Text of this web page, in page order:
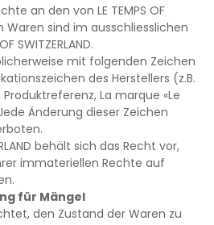
an den von LE TEMPS OF
Waren sind im ausschliesslichen
SWITZERLAND.
mit folgenden Zeichen
des Herstellers (z.B.
Produktreferenz, La marque «Le
Änderung dieser Zeichen
behält sich das Recht vor,
immateriellen Rechte auf
für Mängel
den Zustand der Waren zu